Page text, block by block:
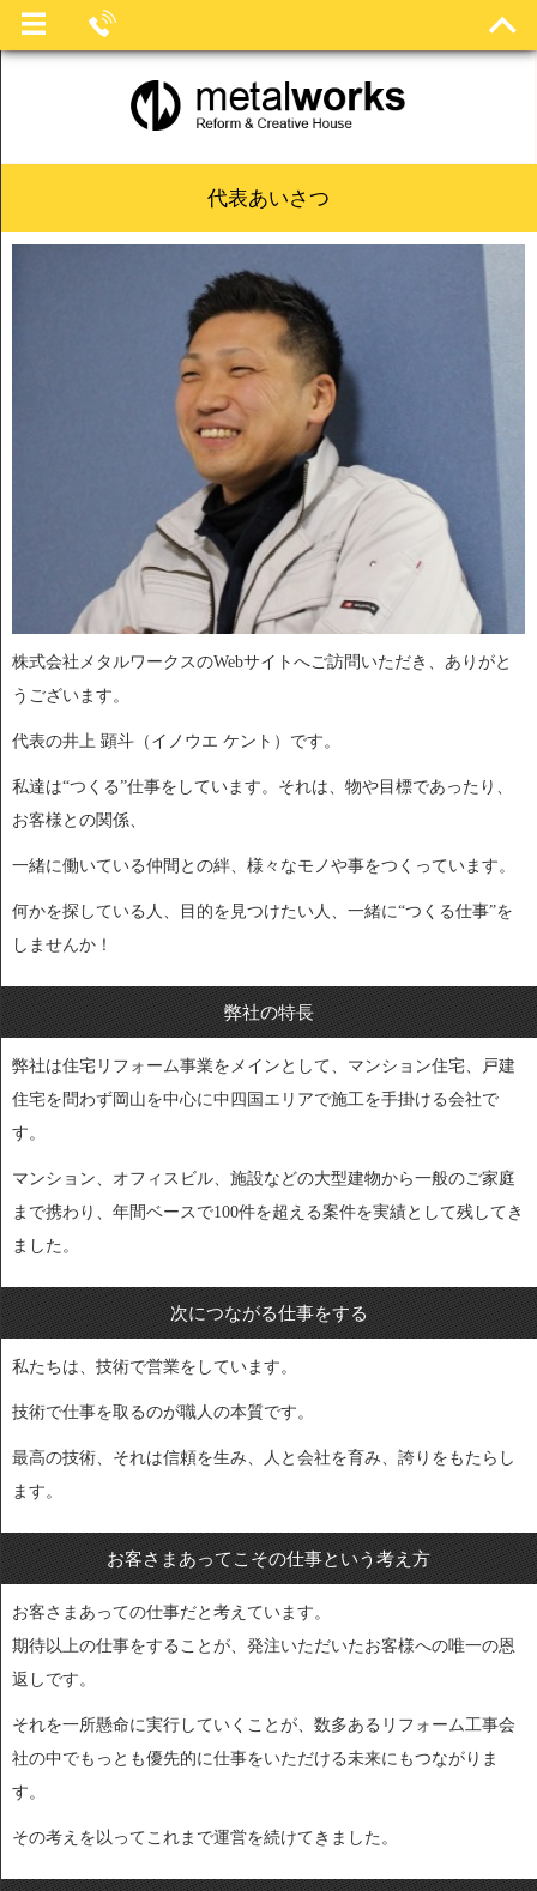
代表あいさつ
株式会社メタルワークスのWebサイトへご訪問いただき、ありがと
うございます。
代表の井上 顕斗（イノウエ ケント）です。
私達は“つくる”仕事をしています。それは、物や目標であったり、
お客様との関係、
一緒に働いている仲間との絆、様々なモノや事をつくっています。
何かを探している人、目的を見つけたい人、一緒に“つくる仕事”を
しませんか！
弊社の特長
弊社は住宅リフォーム事業をメインとして、マンション住宅、戸建
住宅を問わず岡山を中心に中四国エリアで施工を手掛ける会社で
す。
マンション、オフィスビル、施設などの大型建物から一般のご家庭
まで携わり、年間ベースで100件を超える案件を実績として残してき
ました。
次につながる仕事をする
私たちは、技術で営業をしています。
技術で仕事を取るのが職人の本質です。
最高の技術、それは信頼を生み、人と会社を育み、誇りをもたらし
ます。
お客さまあってこその仕事という考え方
お客さまあっての仕事だと考えています。
期待以上の仕事をすることが、発注いただいたお客様への唯一の恩
返しです。
それを一所懸命に実行していくことが、数多あるリフォーム工事会
社の中でもっとも優先的に仕事をいただける未来にもつながりま
す。
その考えを以ってこれまで運営を続けてきました。